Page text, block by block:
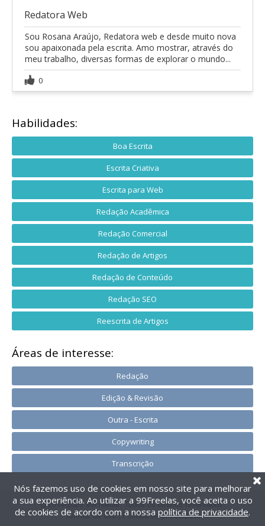
Redatora Web
Sou Rosana Araújo, Redatora web e desde muito nova
sou apaixonada pela escrita. Amo mostrar, através do
meu trabalho, diversas formas de explorar o mundo...
0
Habilidades:
Boa Escrita
Escrita Criativa
Escrita para Web
Redação Acadêmica
Redação Comercial
Redação de Artigos
Redação de Conteúdo
Redação SEO
Reescrita de Artigos
Áreas de interesse:
Redação
Edição & Revisão
Outra - Escrita
Copywriting
Transcrição
@2014-2026 99Freelas. Todos os direitos reservados.
Termos de uso| Política de privacidade
Nós fazemos uso de cookies em nosso site para melhorar
a sua experiência. Ao utilizar a 99Freelas, você aceita o uso
de cookies de acordo com a nossa política de privacidade.